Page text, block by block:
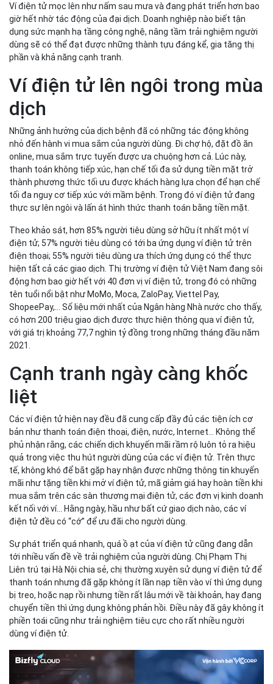
Ví điện tử mọc lên như nấm sau mưa và đang phát triển hơn bao
giờ hết nhờ tác động của đại dịch. Doanh nghiệp nào biết tận
dụng sức mạnh hạ tầng công nghệ, nâng tầm trải nghiệm người
dùng sẽ có thể đạt được những thành tựu đáng kể, gia tăng thị
phần và khả năng cạnh tranh.
Ví điện tử lên ngôi trong mùa
dịch
Những ảnh hưởng của dịch bệnh đã có những tác động không
nhỏ đến hành vi mua sắm của người dùng. Đi chợ hộ, đặt đồ ăn
online, mua sắm trực tuyến được ưa chuộng hơn cả. Lúc này,
thanh toán không tiếp xúc, hạn chế tối đa sử dụng tiền mặt trở
thành phương thức tối ưu được khách hàng lựa chọn để hạn chế
tối đa nguy cơ tiếp xúc với mầm bệnh. Trong đó ví điện tử đang
thực sự lên ngôi và lấn át hình thức thanh toán bằng tiền mặt.
Theo khảo sát, hơn 85% người tiêu dùng sở hữu ít nhất một ví
điện tử; 57% người tiêu dùng có tới ba ứng dụng ví điện tử trên
điện thoại; 55% người tiêu dùng ưa thích ứng dụng có thể thực
hiện tất cả các giao dịch. Thị trường ví điện tử Việt Nam đang sôi
động hơn bao giờ hết với 40 đơn vị ví điện tử, trong đó có những
tên tuổi nổi bật như MoMo, Moca, ZaloPay, Viettel Pay,
ShopeePay,… Số liệu mới nhất của Ngân hàng Nhà nước cho thấy,
có hơn 200 triệu giao dịch được thực hiện thông qua ví điện tử,
với giá trị khoảng 77,7 nghìn tỷ đồng trong những tháng đầu năm
2021.
Cạnh tranh ngày càng khốc
liệt
Các ví điện tử hiện nay đều đã cung cấp đầy đủ các tiện ích cơ
bản như thanh toán điện thoại, điện, nước, Internet… Không thể
phủ nhận rằng, các chiến dịch khuyến mãi rầm rộ luôn tỏ ra hiệu
quả trong việc thu hút người dùng của các ví điện tử. Trên thực
tế, không khó để bắt gặp hay nhận được những thông tin khuyến
mãi như tặng tiền khi mở ví điện tử, mã giảm giá hay hoàn tiền khi
mua sắm trên các sàn thương mại điện tử, các đơn vị kinh doanh
kết nối với ví… Hằng ngày, hầu như bất cứ giao dịch nào, các ví
điện tử đều có “cớ” để ưu đãi cho người dùng.
Sự phát triển quá nhanh, quá ồ ạt của ví điện tử cũng đang dẫn
tới nhiều vấn đề về trải nghiệm của người dùng. Chị Phạm Thị
Liên trú tại Hà Nội chia sẻ, chị thường xuyên sử dụng ví điện tử để
thanh toán nhưng đã gặp không ít lần nạp tiền vào ví thì ứng dụng
bị treo, hoặc nạp rồi nhưng tiền rất lâu mới về tài khoản, hay đang
chuyển tiền thì ứng dụng không phản hồi. Điều này đã gây không ít
phiền toái cũng như trải nghiệm tiêu cực cho rất nhiều người
dùng ví điện tử.